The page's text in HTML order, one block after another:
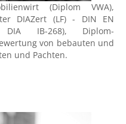
(Diplom VWA),
DIAZert (LF) - DIN EN
DIA IB-268), Diplom-
von bebauten und
und Pachten.